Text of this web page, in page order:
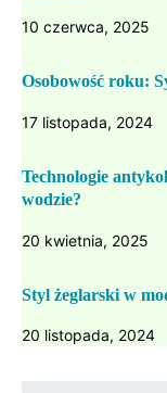
10 czerwca, 2025
Osobowość roku:
17 listopada, 2024
Technologie
wodzie?
20 kwietnia, 2025
Styl żeglarski w
20 listopada, 2024